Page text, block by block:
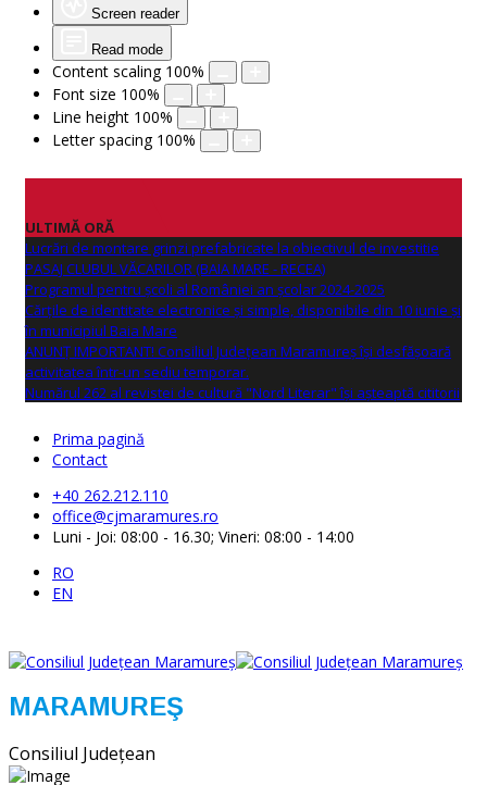
Screen reader
Read mode
Content scaling 100%
Font size 100%
Line height 100%
Letter spacing 100%
ULTIMĂ ORĂ
Lucrări de montare grinzi prefabricate la obiectivul de investitie
PASAJ CLUBUL VĂCARILOR (BAIA MARE - RECEA)
Programul pentru școli al României an școlar 2024-2025
Cărțile de identitate electronice și simple, disponibile din 10 iunie și
în municipiul Baia Mare
ANUNŢ IMPORTANT! Consiliul Județean Maramureș își desfășoară
activitatea într-un sediu temporar.
Numărul 262 al revistei de cultură "Nord Literar" își așteaptă cititorii
Prima pagină
Contact
+40 262.212.110
office@cjmaramures.ro
Luni - Joi: 08:00 - 16.30; Vineri: 08:00 - 14:00
RO
EN
MARAMUREŞ
Consiliul Judeţean